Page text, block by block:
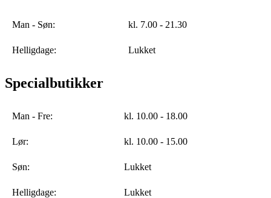
Man - Søn: kl. 7.00 - 21.30
Helligdage: Lukket
Specialbutikker
Man - Fre: kl. 10.00 - 18.00
Lør: kl. 10.00 - 15.00
Søn: Lukket
Helligdage: Lukket